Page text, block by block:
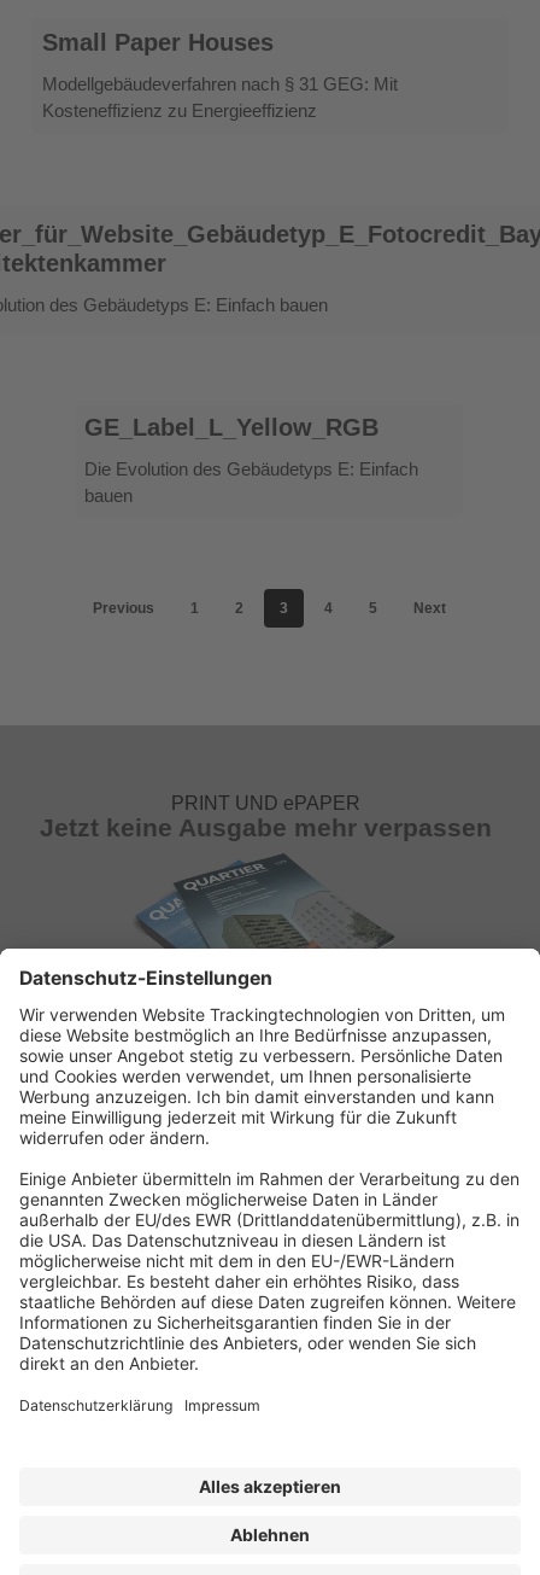
Small
Paper
Houses
Small Paper Houses
Modellgebäudeverfahren nach § 31 GEG: Mit
Kosteneffizienz zu Energieeffizienz
des Gebäudetyps E: Einfach bauen
GE_Label_L_Yellow_RGB
GE_Label_L_Yellow_RGB
Die Evolution des Gebäudetyps E: Einfach
bauen
Previous 1 2 3 4 5 Next
PRINT UND ePAPER
Jetzt keine Ausgabe mehr verpassen
ABONNEMENT ANFORDERN
Kostenloses Probeheft anfordern
2025 Quartier